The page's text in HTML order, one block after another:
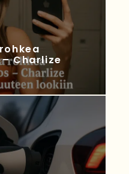
Charlize